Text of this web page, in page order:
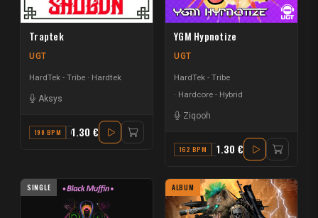
Traptek
UGT
HardTek - Tribe Hardtek
Aksys
190 BPM G1.30 €
YGM Hypnotize
UGT
HardTek - Tribe
Hardcore - Hybrid
Ziqooh
162 BPM G#
1.30 €
SINGLE ALBUM